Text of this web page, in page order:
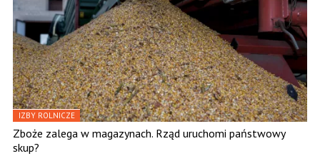
IZBY ROLNICZE
Zboże zalega w magazynach. Rząd uruchomi państwowy
skup?